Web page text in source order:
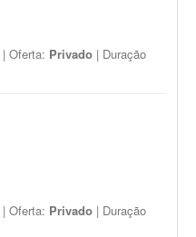
| Oferta: Privado | Duração
| Oferta: Privado | Duração